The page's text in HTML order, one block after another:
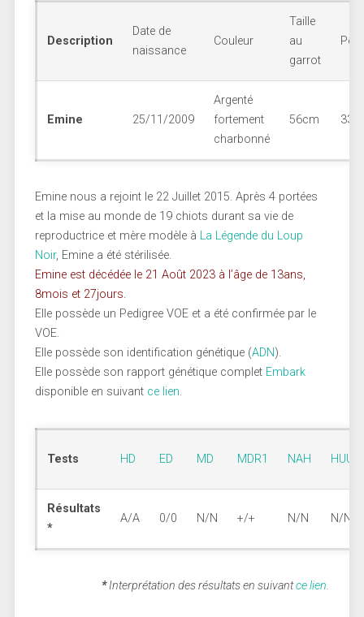
Description
Date de
naissance
Couleur
Taille
au
garrot
Emine 25/11/2009
Argenté
fortement
charbonné
56cm
Emine nous a rejoint le 22 Juillet 2015. Après 4 portées
et la mise au monde de 19 chiots durant sa vie de
reproductrice et mère modèle à La Légende du Loup
Noir, Emine a été stérilisée.
Emine est décédée le 21 Août 2023 à l’âge de 13ans,
8mois et 27jours.
Elle possède un Pedigree VOE et a été confirmée par le
VOE.
Elle possède son identification génétique (ADN).
Elle possède son rapport génétique complet Embark
disponible en suivant ce lien.
Tests HD ED MD MDR1 NAH HUU
Résultats
*
A/A 0/0 N/N +/+ N/N N/N
*Interprétation des résultats en suivantce lien.